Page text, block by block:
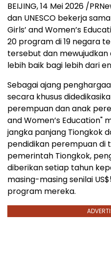
BEIJING, 14 Mei 2026 /
dan UNESCO bekerja
Girls’ and Women’s
20 program di 19 negara
tersebut dan mewujudkan
lebih baik bagi lebih dari
Sebagai ajang
secara khusus
perempuan dan anak
and Women’s Education"
jangka panjang Tiongkok
pendidikan perempuan di
pemerintah Tiongkok,
diberikan setiap tahun
masing-masing senilai
program mereka.